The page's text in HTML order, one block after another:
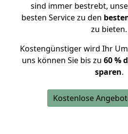
sind immer bestrebt,
besten Service zu den
zu bieten.
Kostengünstiger wird Ihr
uns können Sie bis zu 60 %
sparen.
Kostenlose